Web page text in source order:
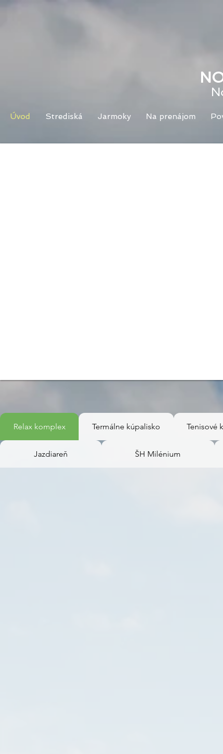
Úvod Strediská Jarmoky Na prenájom
Relax komplex Termálne kúpalisko Tenisové
Jazdiareň ŠH Milénium